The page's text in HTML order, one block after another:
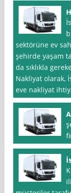
sektörüne ev
şehirde yaşam
da sıklıkla
Nakliyat olarak,
eve nakliyat